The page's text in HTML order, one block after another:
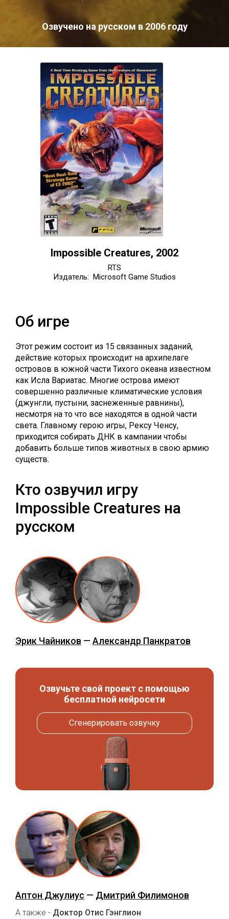
Озвучено на русском в 2006 году
Impossible Creatures, 2002
RTS
Издатель: Microsoft Game Studios
Об игре
Этот режим состоит из 15 связанных заданий,
действие которых происходит на архипелаге
островов в южной части Тихого океана известном
как Исла Вариатас. Многие острова имеют
совершенно различные климатические условия
(джунгли, пустыни, заснеженные равнины),
несмотря на то что все находятся в одной части
света. Главному герою игры, Рексу Ченсу,
приходится собирать ДНК в кампании чтобы
добавить больше типов животных в свою армию
существ.
Кто озвучил игру
Impossible Creatures на
русском
Эрик Чайников — Александр Панкратов
Озвучьте свой проект с помощью
бесплатной нейросети
Сгенерировать озвучку
Аптон Джулиус — Дмитрий Филимонов
А также - Доктор Отис Гэнглион